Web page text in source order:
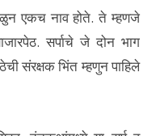
एकच नाव होते. ते म्हणजे
सर्पाचे जे दोन भाग
संरक्षक भिंत म्हणुन पाहिले